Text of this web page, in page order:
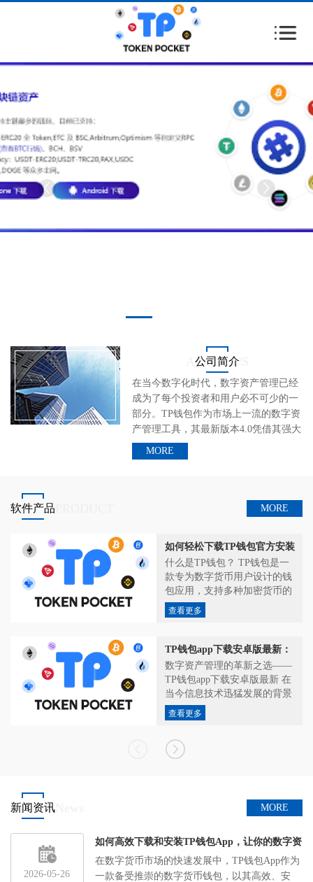
公司简介
ABOUT US
在当今数字化时代，数字资产管理已经
成为了每个投资者和用户必不可少的一
部分。TP钱包作为市场上一流的数字资
产管理工具，其最新版本4.0凭借其强大
的功能和卓越的用户体验，成为了用户
的不二选择。本文将带您深入了解TP钱
一、安全性：您的数字
安全性始终是TP钱包的首要考虑因素。
最新版本4.0进一步提升了钱包的安全
性，为用户提供了更加全面的保护措
施。
多层加密技术：TP钱包4.0采用了最新
的多层加密技术，对用户的私钥进行多
问。双重身份验证：为了进一步提高账
户的安全性，TP钱包4.0引入了双重身
份验证功能，用户在进行重要操作时需
要通过手机验证码和其他安全验证手
段，确保只有用户本人可以进行操作。
新的防盗功能，即使设备丢失或被盗，
用户的数字资产依然能够得到保护。通
二、高效管理：让数字
资产管理更加简单
TP钱包4.0不仅在安全性方面做了大量
提升，其高效的数字资产管理功能也是
MORE
软件产品 MORE
如何轻松下载TP钱包官方安装
包：指南与推荐
什么是TP钱包？ TP钱包是一
款专为数字货币用户设计的钱
包应用，支持多种加密货币的
管理和交易，包括比特币、以
太坊、莱特币等。它不仅提供
多...
查看更多
TP钱包app下载安卓版最新：
数字资产管理的全新选择
数字资产管理的革新之选——
TP钱包app下载安卓版最新 在
当今信息技术迅猛发展的背景
下，数字资产管理已经成为了
每个人生活中不可忽视的一部
查看更多
新闻资讯 MORE
2026-05-26
如何高效下载和安装TP钱包App，让你的数字资
产管理更简单
在数字货币市场的快速发展中，TP钱包App作为
一款备受推崇的数字货币钱包，以其高效、安